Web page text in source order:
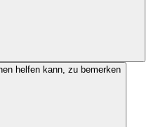
helfen kann, zu bemerken